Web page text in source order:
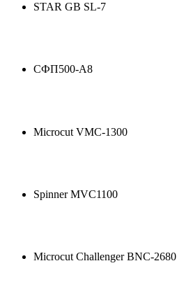
STAR GB SL-7
СФП500-А8
Microcut VMC-1300
Spinner MVC1100
Microcut Challenger BNC-2680